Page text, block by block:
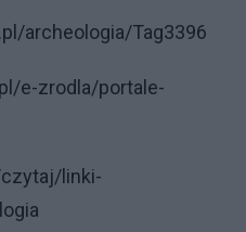
archeologia/Tag3396
e-zrodla/portale-
linki-